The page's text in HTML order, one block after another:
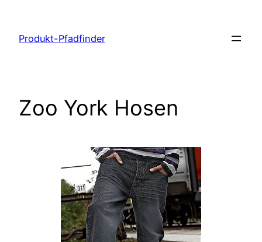
springen
Produkt-Pfadfinder
Zoo York Hosen